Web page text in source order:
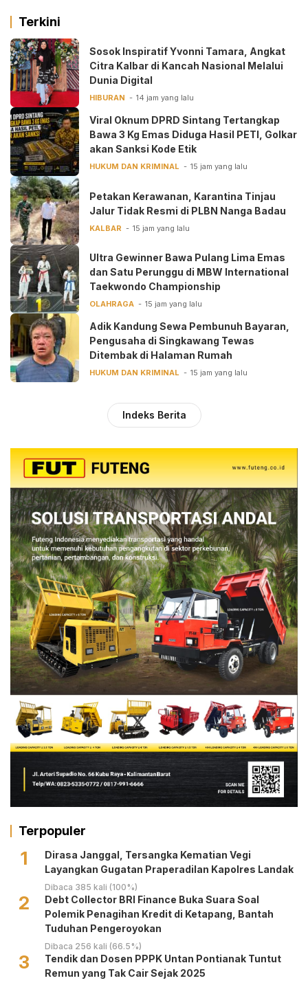
Terkini
‎Sosok Inspiratif Yvonni Tamara, Angkat
Citra Kalbar di Kancah Nasional Melalui
Dunia Digital ‎
HIBURAN 14 jam yang lalu
Viral Oknum DPRD Sintang Tertangkap
Bawa 3 Kg Emas Diduga Hasil PETI, Golkar
akan Sanksi Kode Etik
HUKUM DAN KRIMINAL 15 jam yang lalu
Petakan Kerawanan, Karantina Tinjau
Jalur Tidak Resmi di PLBN Nanga Badau
KALBAR 15 jam yang lalu
Ultra Gewinner Bawa Pulang Lima Emas
dan Satu Perunggu di MBW International
Taekwondo Championship
OLAHRAGA 15 jam yang lalu
Adik Kandung Sewa Pembunuh Bayaran,
Pengusaha di Singkawang Tewas
Ditembak di Halaman Rumah
HUKUM DAN KRIMINAL 15 jam yang lalu
Indeks Berita
Terpopuler
1
Dirasa Janggal, Tersangka Kematian Vegi
Layangkan Gugatan Praperadilan Kapolres Landak
Dibaca 385 kali (100%)
2
Debt Collector BRI Finance Buka Suara Soal
Polemik Penagihan Kredit di Ketapang, Bantah
Tuduhan Pengeroyokan
Dibaca 256 kali (66.5%)
3
Tendik dan Dosen PPPK Untan Pontianak Tuntut
Remun yang Tak Cair Sejak 2025